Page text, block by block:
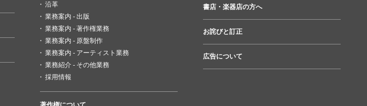
沿革
業務案内 - 出版
業務案内 - 著作権業務
業務案内 - 原盤制作
業務案内 - アーティスト業務
業務紹介 - その他業務
採用情報
書店・楽器店の方へ
お詫びと訂正
広告について